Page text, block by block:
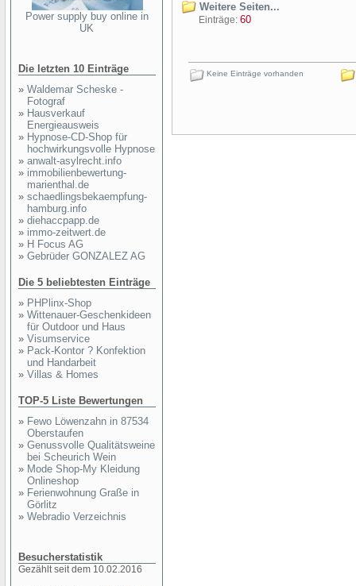
Power supply buy online in
UK
Die letzten 10 Einträge
» Waldemar Scheske -
Fotograf
» Hausverkauf
Energieausweis
» Hypnose-CD-Shop für
hochwirkungsvolle Hypnose
» anwalt-asylrecht.info
» immobilienbewertung-
marienthal.de
» schaedlingsbekaempfung-
hamburg.info
» diehaccpapp.de
» immo-zeitwert.de
» H Focus AG
» Gebrüder GONZALEZ AG
Die 5 beliebtesten Einträge
» PHPlinx-Shop
» Wittenauer-Geschenkideen
für Outdoor und Haus
» Visumservice
» Pack-Kontor ? Konfektion
und Handarbeit
» Villas & Homes
TOP-5 Liste Bewertungen
» Fewo Löwenzahn in 87534
Oberstaufen
» Genussvolle Qualitätsweine
bei Scheurich Wein
» Mode Shop-My Kleidung
Onlineshop
» Ferienwohnung Graße in
Görlitz
» Webradio Verzeichnis
Besucherstatistik
Gezählt seit dem 10.02.2016
Weitere Seiten...
Einträge: 60
Keine Einträge vorhanden